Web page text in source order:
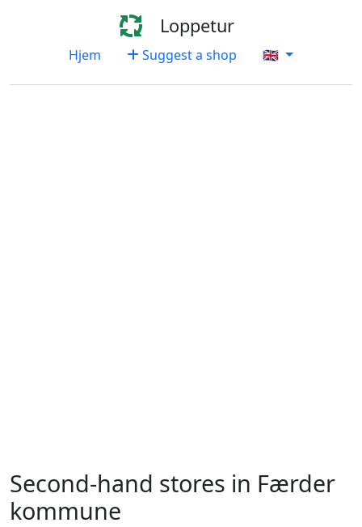
Loppetur
Hjem Suggest a shop 🇬🇧
Second-hand stores in Færder
kommune